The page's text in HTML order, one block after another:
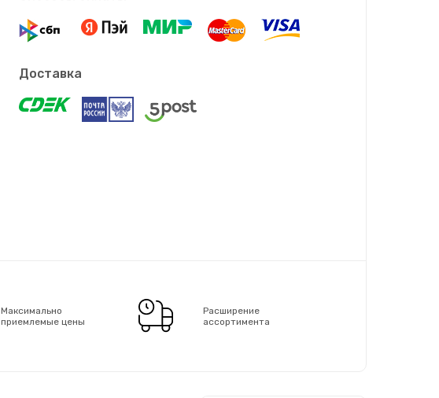
Доставка
Максимально
приемлемые цены
Расширение
ассортимента